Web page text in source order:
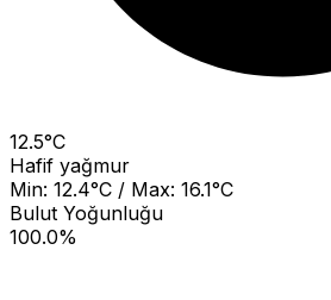
12.5°C
Hafif yağmur
Min: 12.4°C / Max: 16.1°C
Bulut Yoğunluğu
100.0%